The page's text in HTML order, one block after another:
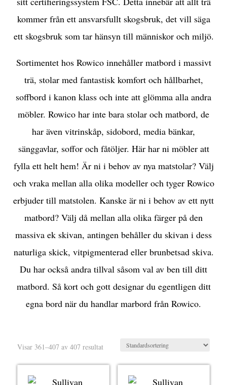
kommer från ett ansvarsfullt skogsbruk, det vill säga
ett skogsbruk som tar hänsyn till människor och miljö.
Sortimentet hos Rowico innehåller matbord i massivt
trä, stolar med fantastisk komfort och hållbarhet,
soffbord i kanon klass och inte att glömma alla andra
möbler. Rowico har inte bara stolar och matbord, de
har även vitrinskåp, sidobord, media bänkar,
sänggavlar, soffor och fåtöljer. Här har ni möbler att
fylla ett helt hem! Är ni i behov av nya matstolar? Välj
och vraka mellan alla olika modeller och tyger Rowico
erbjuder till matstolen. Kanske är ni i behov av ett nytt
matbord? Välj då mellan alla olika färger på den
massiva ek skivan, antingen behåller du skivan i dess
naturliga skick, vitpigmenterad eller brunbetsad skiva.
Du har också andra tillval såsom val av ben till ditt
matbord. Så kort och gott designar du egentligen ditt
egna bord när du handlar marbord från Rowico.
Visar 361–407 av 407 resultat